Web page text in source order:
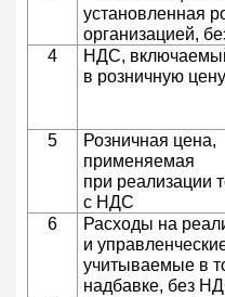
установленная
организацией,
4
НДС,
в розничную
5
Розничная цена,
применяемая
при реализации
с НДС
6
Расходы на
и
учитываемые в
надбавке, без